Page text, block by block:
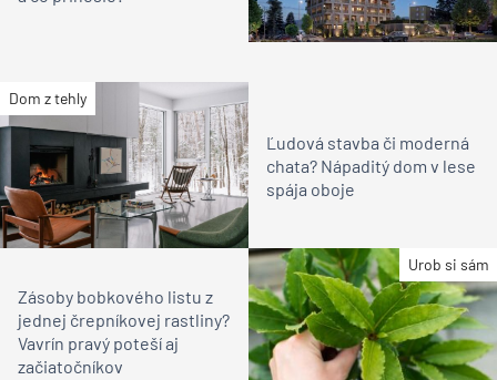
Dom z tehly
Ľudová stavba či moderná
chata? Nápaditý dom v lese
spája oboje
Urob si sám
Zásoby bobkového listu z
jednej črepníkovej rastliny?
Vavrín pravý poteší aj
začiatočníkov